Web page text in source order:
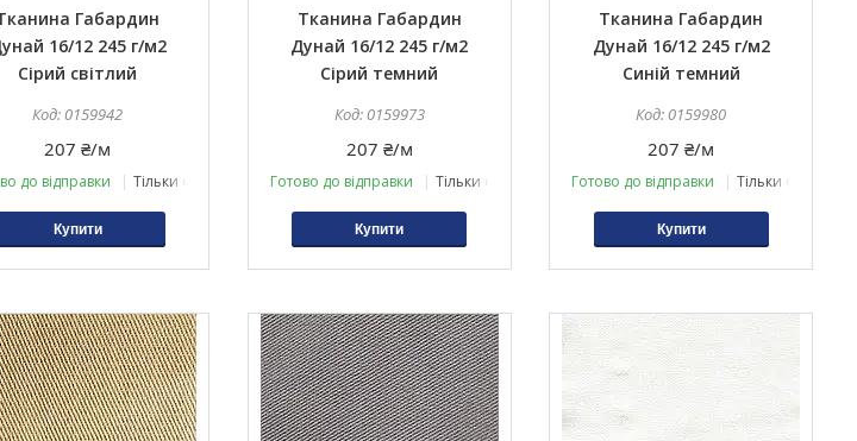
Габардин
16/12 245 г/м2
Сірий світлий
0159942
207 ₴/м
до відправки Тільки оптом
Купити
Тканина Габардин
Дунай 16/12 245 г/м2
Сірий темний
0159973
207 ₴/м
Готово до відправки Тільки оптом
Купити
Тканина Габардин
Дунай 16/12 245 г/м2
Синій темний
0159980
207 ₴/м
Готово до відправки Тільки оптом
Купити